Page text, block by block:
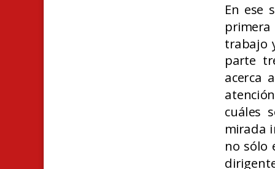
En ese
trabajo
parte
acerca
cuáles
mirada
no sólo